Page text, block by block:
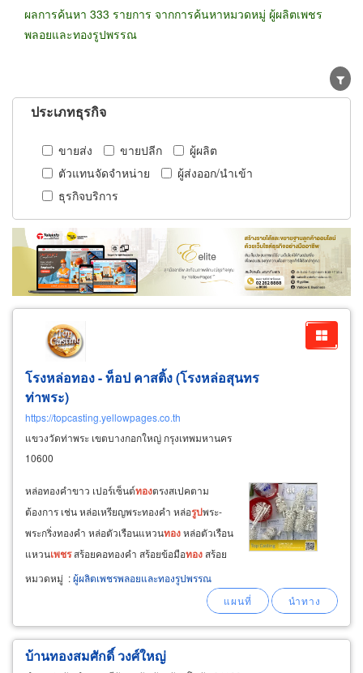
ผลการค้นหา 333 รายการ จากการค้นหาหมวดหมู่ ผู้ผลิตเพชร
พลอยและทองรูปพรรณ
ประเภทธุรกิจ
ขายส่ง ขายปลีก
ผู้ผลิต
ตัวแทนจัดจำหน่าย
ผู้ส่งออก/นำเข้า
ธุรกิจบริการ
โรงหล่อทอง - ท็อป คาสติ้ง (โรงหล่อสุนทร
ท่าพระ)
https://topcasting.yellowpages.co.th
แขวงวัดท่าพระ เขตบางกอกใหญ่ กรุงเทพมหานคร
10600
หล่อทองคำขาว เปอร์เซ็นต์ทองตรงสเปคตาม
ต้องการ เช่น หล่อเหรียญพระทองคำ หล่อรูปพระ-
พระกริ่งทองคำ หล่อตัวเรือนแหวนทองหล่อตัวเรือน
แหวนเพชรสร้อยคอทองคำ สร้อยข้อมือทอง สร้อย
สังวาลย์ทองสร้อยทองเค 9k, 10k, 14k, 18k, 22k,
หล่อส่วน
หมวดหมู่ :ผู้ผลิตเพชรพลอยและทองรูปพรรณ
บ้านทองสมศักดิ์ วงศ์ใหญ่